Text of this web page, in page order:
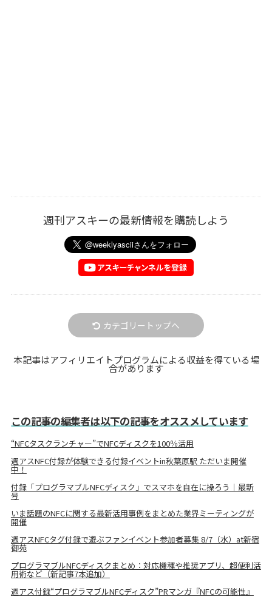
週刊アスキーの最新情報を購読しよう
カテゴリートップへ
本記事はアフィリエイトプログラムによる収益を得ている場
合があります
この記事の編集者は以下の記事をオススメしています
“NFCタスクランチャー”でNFCディスクを100％活用
週アスNFC付録が体験できる付録イベントin秋葉原駅 ただいま開催
中！
付録「プログラマブルNFCディスク」でスマホを自在に操ろう｜最新
号
いま話題のNFCに関する最新活用事例をまとめた業界ミーティングが
開催
週アスNFCタグ付録で遊ぶファンイベント参加者募集 8/7（水）at新宿
御苑
プログラマブルNFCディスクまとめ：対応機種や推奨アプリ、超便利活
用術など（新記事7本追加）
週アス付録“プログラマブルNFCディスク”PRマンガ『NFCの可能性』